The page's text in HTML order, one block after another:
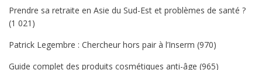
Prendre sa retraite en Asie du Sud-Est et problèmes de santé ?
(1 021)
Patrick Legembre : Chercheur hors pair à l’Inserm (970)
Guide complet des produits cosmétiques anti-âge (965)